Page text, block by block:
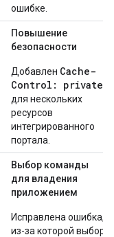
ошибке.
Повышение
безопасности
Добавлен Cache-
Control: private
для нескольких
ресурсов
интегрированного
портала.
Выбор команды
для владения
приложением
Исправлена ​​ошибка,
из-за которой выбор